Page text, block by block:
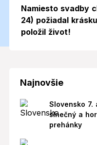
Namiesto svadby
24) požiadal
položil život!
Najnovšie
Slovensko 7.
slnečný a
prehánky